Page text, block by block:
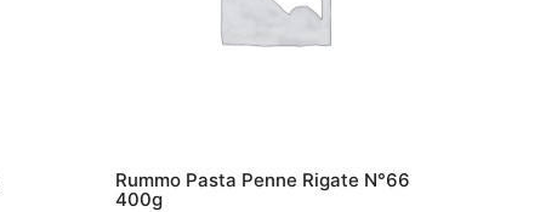
Rummo Pasta Penne Rigate N°66
400g